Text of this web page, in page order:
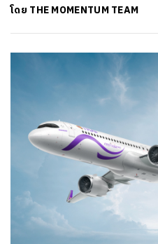
โดย THE MOMENTUM TEAM